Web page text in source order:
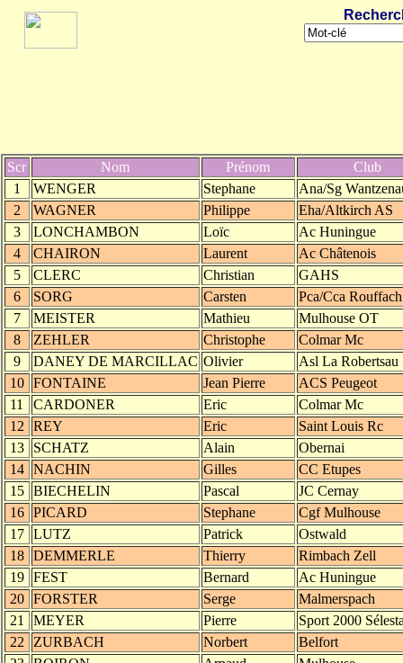
Scr Nom Prénom
Club
1
WENGER Stephane
Ana/Sg
2
WAGNER Philippe
Eha/Altkirch AS
3
LONCHAMBON Loïc
Ac Huningue
4
CHAIRON Laurent
Ac Châtenois
5
CLERC Christian
GAHS
6
SORG Carsten
Pca/Cca Rouffach
7
MEISTER Mathieu
Mulhouse OT
8
ZEHLER Christophe
Colmar Mc
9
DANEY DE MARCILLAC Olivier
Asl La Robertsau
10
FONTAINE Jean Pierre
ACS Peugeot
11
CARDONER Eric
Colmar Mc
12
REY Eric
Saint Louis Rc
13
SCHATZ Alain
Obernai
14
NACHIN Gilles
CC Etupes
15
BIECHELIN Pascal
JC Cernay
16
PICARD Stephane
Cgf Mulhouse
17
LUTZ Patrick
Ostwald
18
DEMMERLE Thierry
Rimbach Zell
19
FEST Bernard
Ac Huningue
20
FORSTER Serge
Malmerspach
21
MEYER Pierre
Sport 2000
22
ZURBACH Norbert
Belfort